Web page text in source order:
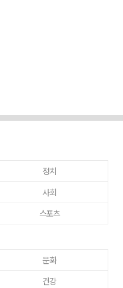
정치
사회
스포츠
문화
건강